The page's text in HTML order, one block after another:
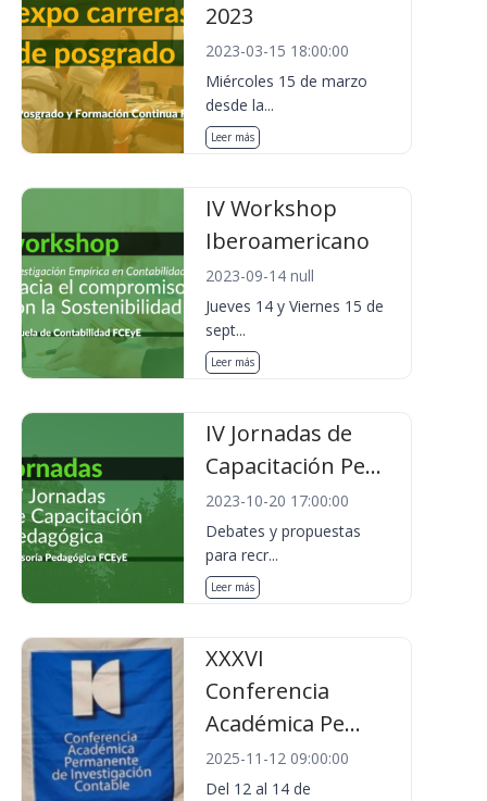
2023
2023-03-15 18:00:00
Miércoles 15 de marzo
desde la...
Leer más
IV Workshop
Iberoamericano
2023-09-14 null
Jueves 14 y Viernes 15 de
sept...
Leer más
IV Jornadas de
Capacitación Pe...
2023-10-20 17:00:00
Debates y propuestas
para recr...
Leer más
XXXVI
Conferencia
Académica Pe...
2025-11-12 09:00:00
Del 12 al 14 de